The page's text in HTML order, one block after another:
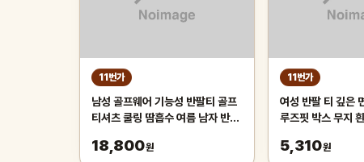
11번가
남성 골프웨어 기능성 반팔티 골프
티셔츠 쿨링 땀흡수 여름 남자 반팔
18,800원
11번가
여성 반팔 티 깊은
루즈핏 박스 무지
5,310원